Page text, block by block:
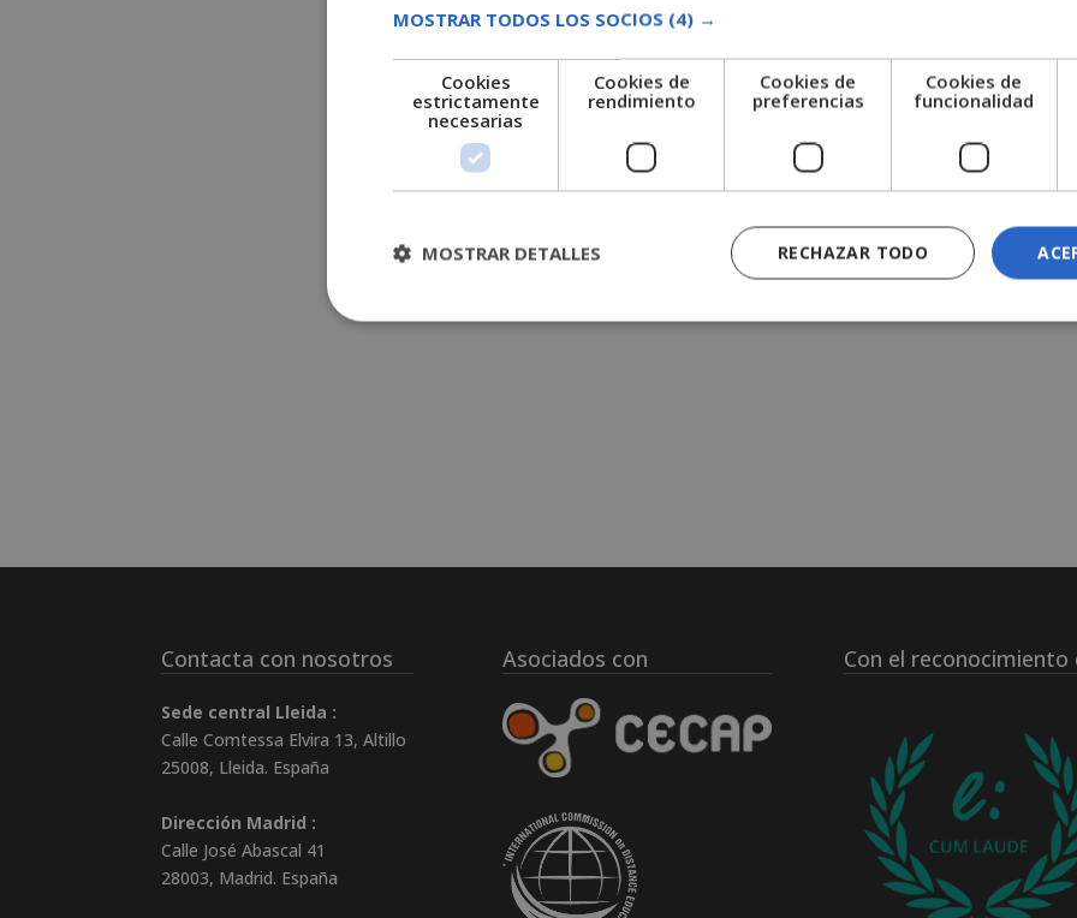
Contacta con nosotros
Sede central Lleida :
Calle Comtessa Elvira 13, Altillo
25008, Lleida. España
Dirección Madrid :
Calle José Abascal 41
28003, Madrid. España
Asociados con Con el reconocimiento
MOSTRAR TODOS LOS SOCIOS (4) →
Cookies
estrictamente
necesarias
Cookies de
rendimiento
Cookies de
preferencias
Cookies de
funcionalidad
RECHAZAR TODO
MOSTRAR DETALLES